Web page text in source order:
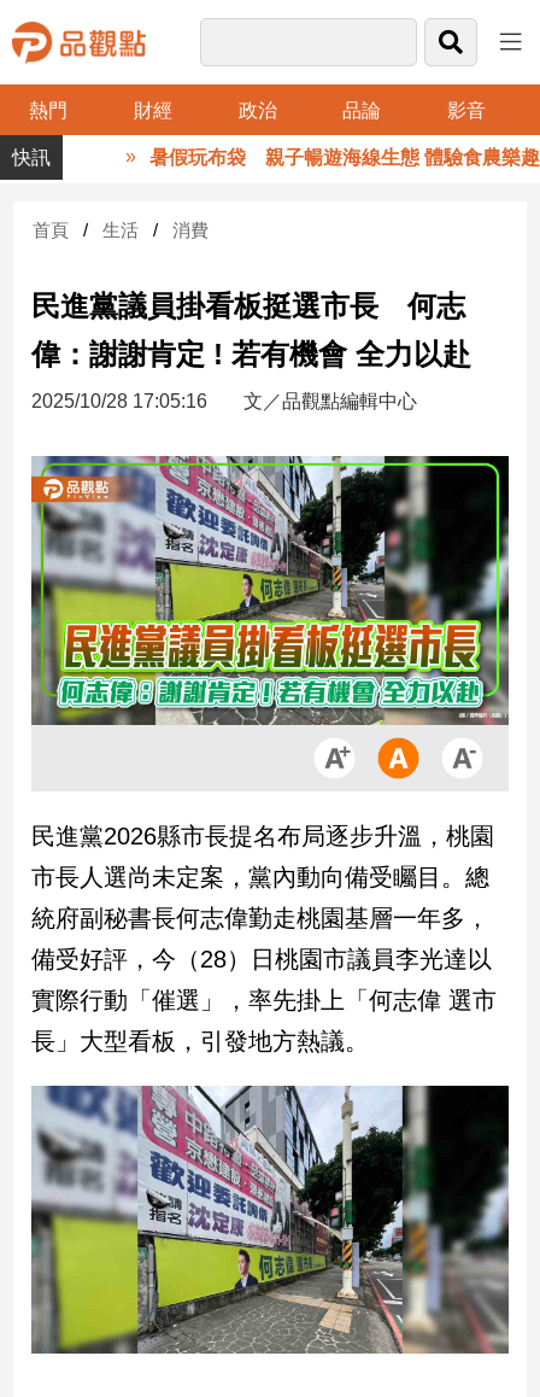
熱門 財經 政治 品論 影音
品
觀
財
台
財
新
產
經/
股
市
房
地
產
品
政
治
政
治
焦
品
觀
民
國
會
焦
點
點
暑假玩布袋 親子暢遊海線生態 體驗食農樂趣
首頁 生活 消費
民進黨議員掛看板挺選市長 何志
偉：謝謝肯定 ! 若有機會 全力以赴
2025/10/28 17:05:16 文／品觀點編輯中心
民進黨2026縣市長提名布局逐步升溫，桃園
市長人選尚未定案，黨內動向備受矚目。總
統府副秘書長何志偉勤走桃園基層一年多，
備受好評，今（28）日桃園市議員李光達以
實際行動「催選」，率先掛上「何志偉 選市
長」大型看板，引發地方熱議。